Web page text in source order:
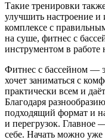
Такие тренировки
улучшить настроение и
комплексе с
на суше, фитнес с
инструментом в работе
Фитнес с бассейном —
хочет заниматься с
практически всем и
Благодаря
подходящий формат и
и перегрузок. Главное
себе. Начать можно уже